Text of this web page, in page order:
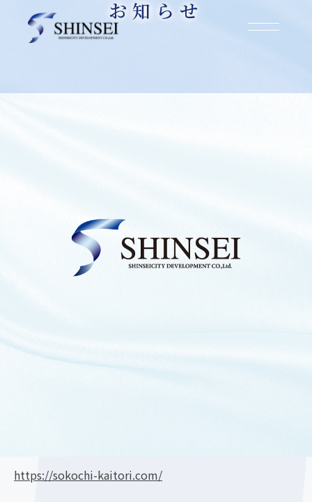
お知らせ
新生都市開発流「自立型組織」のつくり方
https://sokochi-kaitori.com/